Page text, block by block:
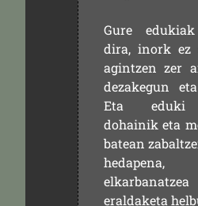
Gure
dira, inork ez
agintzen zer
dezakegun
Eta eduki
dohainik eta
batean
hedapena,
eraldaketa